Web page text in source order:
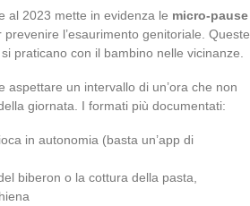
al 2023 mette in evidenza le micro-pause
l’esaurimento genitoriale. Queste
praticano con il bambino nelle vicinanze.
aspettare un intervallo di un’ora che non
giornata. I formati più documentati:
in autonomia (basta un’app di
biberon o la cottura della pasta,